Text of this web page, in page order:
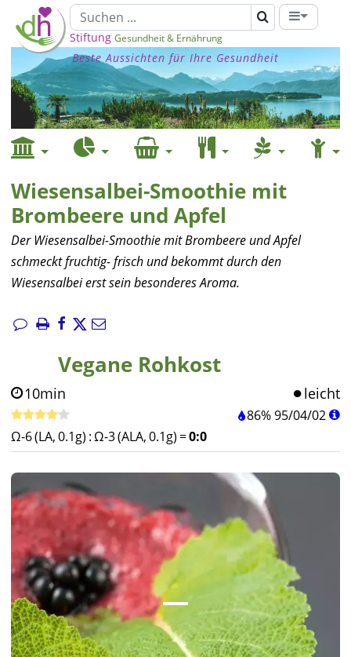
Stiftung Gesundheit & Ernährung
Beste Aussichten für Ihre Gesundheit
Wiesensalbei-Smoothie mit
Brombeere und Apfel
Der Wiesensalbei-Smoothie mit Brombeere und Apfel
schmeckt fruchtig- frisch und bekommt durch den
Wiesensalbei erst sein besonderes Aroma.
Vegane Rohkost
10min leicht
86%95/04/02
Ω-6 (LA, 0.1g) :Ω-3 (ALA, 0.1g) =0:0